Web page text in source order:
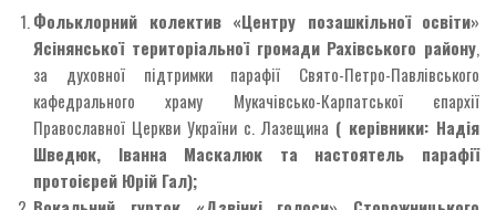
Фольклорний колектив «Центру позашкільної освіти»
Ясінянської територіальної громади Рахівського району,
за духовної підтримки парафії Свято-Петро-Павлівського
кафедрального храму Мукачівсько-Карпатської єпархії
Православної Церкви України с. Лазещина ( керівники: Надія
Шведюк, Іванна Маскалюк та настоятель парафії
протоієрей Юрій Гал);